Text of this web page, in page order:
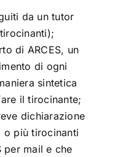
da un tutor
di ARCES, un
di ogni
sintetica
il tirocinante;
dichiarazione
o più tirocinanti
per mail e che